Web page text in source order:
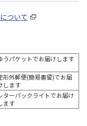
ついて
うパケットでお届けします
形外郵便(簡易書留)でお届
します
ターパックライトでお届け
ます